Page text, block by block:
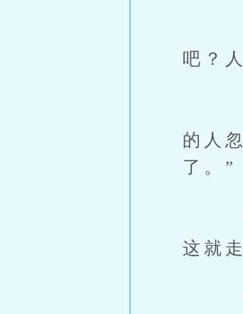
楚
吧？
闻
的人
了。”
宋
这就
话